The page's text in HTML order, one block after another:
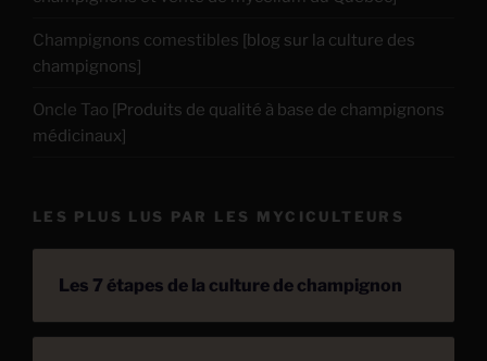
Champignons comestibles [blog sur la culture des
champignons]
Oncle Tao [Produits de qualité à base de champignons
médicinaux]
LES PLUS LUS PAR LES MYCICULTEURS
Les 7 étapes de la culture de champignon